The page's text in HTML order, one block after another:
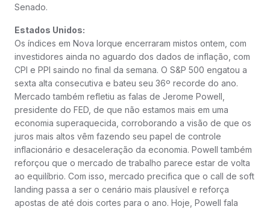
Senado.
Estados Unidos:
Os índices em Nova Iorque encerraram mistos ontem, com
investidores ainda no aguardo dos dados de inflação, com
CPI e PPI saindo no final da semana. O S&P 500 engatou a
sexta alta consecutiva e bateu seu 36º recorde do ano.
Mercado também refletiu as falas de Jerome Powell,
presidente do FED, de que não estamos mais em uma
economia superaquecida, corroborando a visão de que os
juros mais altos vêm fazendo seu papel de controle
inflacionário e desaceleração da economia. Powell também
reforçou que o mercado de trabalho parece estar de volta
ao equilíbrio. Com isso, mercado precifica que o call de soft
landing passa a ser o cenário mais plausível e reforça
apostas de até dois cortes para o ano. Hoje, Powell fala